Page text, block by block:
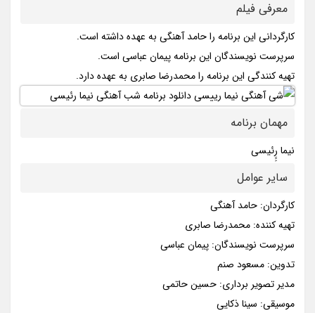
معرفی فیلم
کارگردانی این برنامه را حامد آهنگی به عهده داشته است.
سرپرست نویسندگان این برنامه پیمان عباسی است.
تهیه کنندگی این برنامه را محمدرضا صابری به عهده دارد.
مهمان برنامه
نیما رِِِئیسی
سایر عوامل
کارگردان: حامد آهنگی
تهیه کننده: محمدرضا صابری
سرپرست نویسندگان: پیمان عباسی
تدوین: مسعود صنم
مدیر تصویر برداری: حسین حاتمی
موسیقی: سینا ذکایی